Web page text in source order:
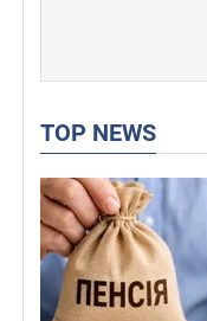
TOP NEWS